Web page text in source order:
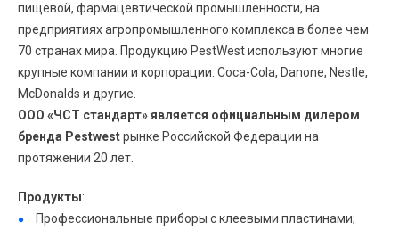
пищевой, фармацевтической промышленности, на
предприятиях агропромышленного комплекса в более чем
70 странах мира. Продукцию PestWest используют многие
крупные компании и корпорации: Coca-Cola, Danone, Nestle,
McDonalds и другие.
ООО «ЧСТ стандарт» является официальным дилером
бренда Pestwestрынке Российской Федерации на
протяжении 20 лет.
Продукты:
Профессиональные приборы с клеевыми пластинами;